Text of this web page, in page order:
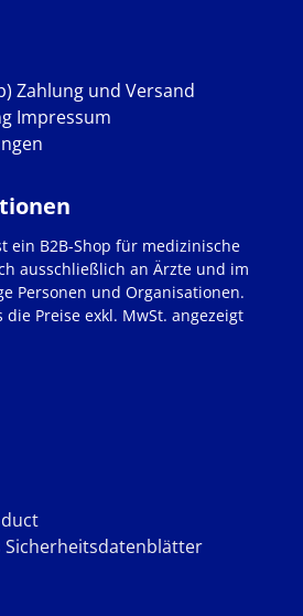
Zahlung und Versand
Impressum
Sicherheitsdatenblätter
ein B2B-Shop für medizinische
ausschließlich an Ärzte und im
Personen und Organisationen.
die Preise exkl. MwSt. angezeigt